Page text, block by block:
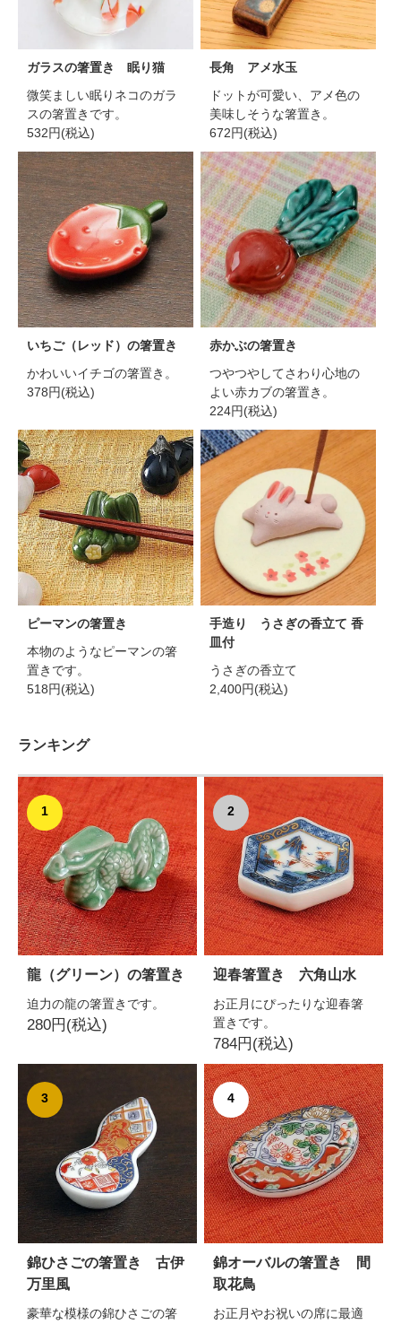
ガラスの箸置き 眠り猫
微笑ましい眠りネコのガラ
スの箸置きです。
532円(税込)
長角 アメ水玉
ドットが可愛い、アメ色の
美味しそうな箸置き。
672円(税込)
いちご（レッド）の箸置き
かわいいイチゴの箸置き。
378円(税込)
赤かぶの箸置き
つやつやしてさわり心地の
よい赤カブの箸置き。
224円(税込)
ピーマンの箸置き
本物のようなピーマンの箸
置きです。
518円(税込)
手造り うさぎの香立て 香
皿付
うさぎの香立て
2,400円(税込)
ランキング
1
龍（グリーン）の箸置き
迫力の龍の箸置きです。
280円(税込)
2
迎春箸置き 六角山水
お正月にぴったりな迎春箸
置きです。
784円(税込)
3
錦ひさごの箸置き 古伊
万里風
豪華な模様の錦ひさごの箸
4
錦オーバルの箸置き 間
取花鳥
お正月やお祝いの席に最適